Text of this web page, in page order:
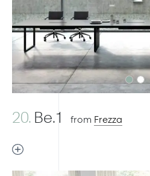
Previous
20. Be.1 from Frezza